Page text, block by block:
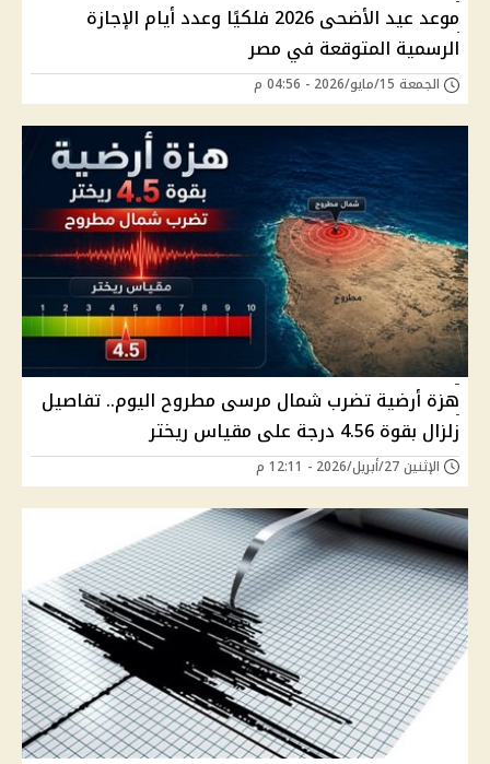
موعد عيد الأضحى 2026 فلكيًا وعدد أيام الإجازة
الرسمية المتوقعة في مصر
الجمعة 15/مايو/2026 - 04:56 م
هزة أرضية تضرب شمال مرسى مطروح اليوم.. تفاصيل
زلزال بقوة 4.56 درجة على مقياس ريختر
الإثنين 27/أبريل/2026 - 12:11 م